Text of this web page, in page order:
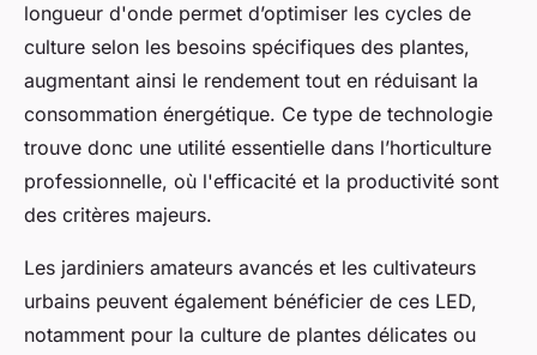
longueur d'onde permet d’optimiser les cycles de
culture selon les besoins spécifiques des plantes,
augmentant ainsi le rendement tout en réduisant la
consommation énergétique. Ce type de technologie
trouve donc une utilité essentielle dans l’horticulture
professionnelle, où l'efficacité et la productivité sont
des critères majeurs.
Les jardiniers amateurs avancés et les cultivateurs
urbains peuvent également bénéficier de ces LED,
notamment pour la culture de plantes délicates ou